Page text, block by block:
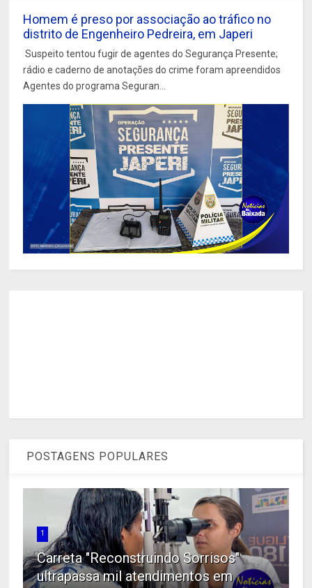
Homem é preso por associação ao tráfico no
distrito de Engenheiro Pedreira, em Japeri
Suspeito tentou fugir de agentes do Segurança Presente;
rádio e caderno de anotações do crime foram apreendidos
Agentes do programa Seguran...
POSTAGENS POPULARES
1
Carreta "Reconstruindo Sorrisos"
ultrapassa mil atendimentos em